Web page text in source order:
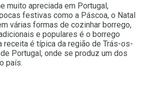
muito apreciada em Portugal,
festivas como a Páscoa, o Natal
várias formas de cozinhar borrego,
e populares é o borrego
receita é típica da região de Trás-os-
Portugal, onde se produz um dos
país.